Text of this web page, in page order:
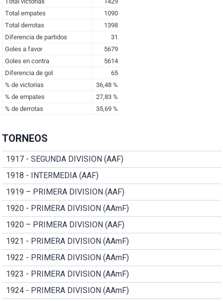
TORNEOS
1917 - SEGUNDA DIVISION (AAF)
1918 - INTERMEDIA (AAF)
1919 – PRIMERA DIVISION (AAF)
1920 - PRIMERA DIVISION (AAmF)
1920 – PRIMERA DIVISION (AAF)
1921 - PRIMERA DIVISION (AAmF)
1922 - PRIMERA DIVISION (AAmF)
1923 - PRIMERA DIVISION (AAmF)
1924 - PRIMERA DIVISION (AAmF)